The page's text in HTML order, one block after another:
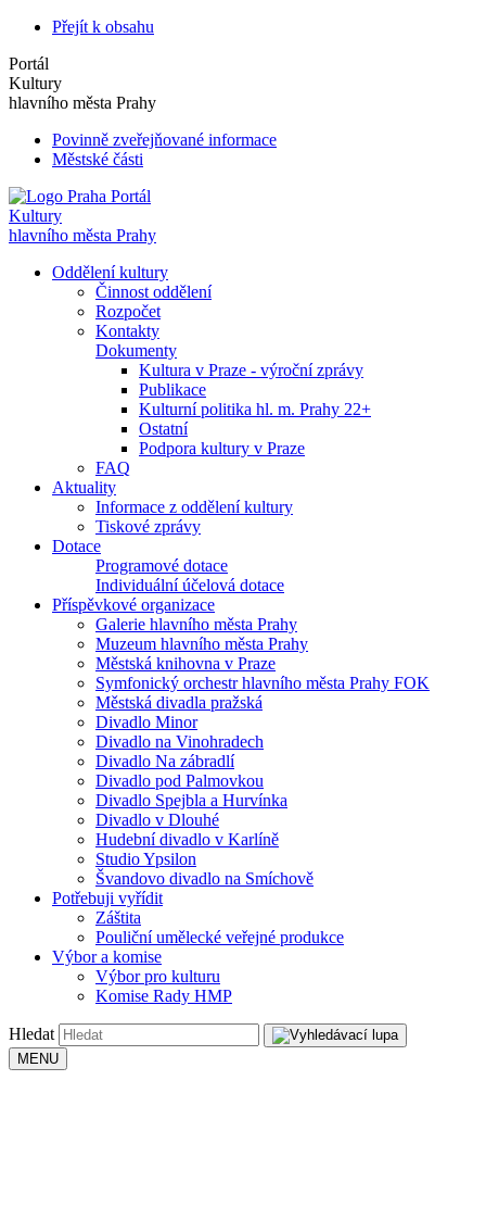
Přejít k obsahu
Portál
Kultury
hlavního města Prahy
Povinně zveřejňované informace
Městské části
Portál
Kultury
hlavního města Prahy
Oddělení kultury
Činnost oddělení
Rozpočet
Kontakty
Dokumenty
Kultura v Praze - výroční zprávy
Publikace
Kulturní politika hl. m. Prahy 22+
Ostatní
Podpora kultury v Praze
FAQ
Aktuality
Informace z oddělení kultury
Tiskové zprávy
Dotace
Programové dotace
Individuální účelová dotace
Příspěvkové organizace
Galerie hlavního města Prahy
Muzeum hlavního města Prahy
Městská knihovna v Praze
Symfonický orchestr hlavního města Prahy FOK
Městská divadla pražská
Divadlo Minor
Divadlo na Vinohradech
Divadlo Na zábradlí
Divadlo pod Palmovkou
Divadlo Spejbla a Hurvínka
Divadlo v Dlouhé
Hudební divadlo v Karlíně
Studio Ypsilon
Švandovo divadlo na Smíchově
Potřebuji vyřídit
Záštita
Pouliční umělecké veřejné produkce
Výbor a komise
Výbor pro kulturu
Komise Rady HMP
Hledat
MENU